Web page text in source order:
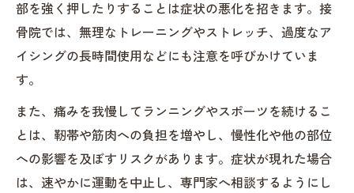
部を強く押したりすることは症状の悪化を招きます。接
骨院では、無理なトレーニングやストレッチ、過度なア
イシングの長時間使用などにも注意を呼びかけていま
す。
また、痛みを我慢してランニングやスポーツを続けるこ
とは、靭帯や筋肉への負担を増やし、慢性化や他の部位
への影響を及ぼすリスクがあります。症状が現れた場合
は、速やかに運動を中止し、専門家へ相談するようにし